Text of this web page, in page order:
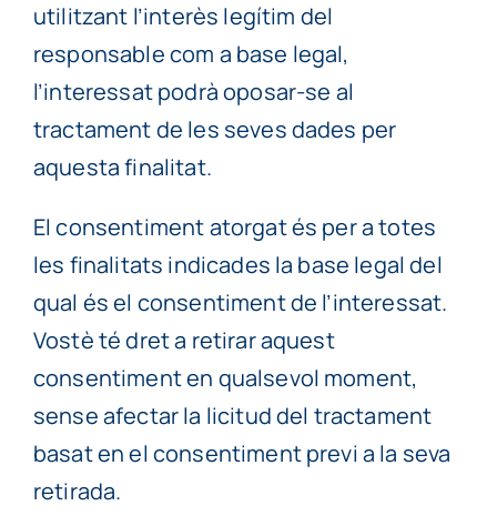
utilitzant l’interès legítim del
responsable com a base legal,
l’interessat podrà oposar-se al
tractament de les seves dades per
aquesta finalitat.
El consentiment atorgat és per a totes
les finalitats indicades la base legal del
qual és el consentiment de l’interessat.
Vostè té dret a retirar aquest
consentiment en qualsevol moment,
sense afectar la licitud del tractament
basat en el consentiment previ a la seva
retirada.